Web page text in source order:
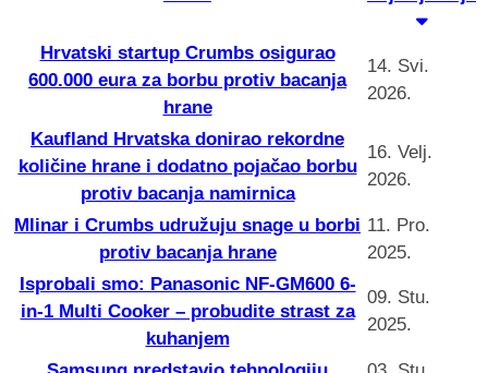
Hrvatski startup Crumbs osigurao
600.000 eura za borbu protiv bacanja
hrane
14. Svi.
2026.
Kaufland Hrvatska donirao rekordne
količine hrane i dodatno pojačao borbu
protiv bacanja namirnica
16. Velj.
2026.
Mlinar i Crumbs udružuju snage u borbi
protiv bacanja hrane
11. Pro.
2025.
Isprobali smo: Panasonic NF-GM600 6-
in-1 Multi Cooker – probudite strast za
kuhanjem
09. Stu.
2025.